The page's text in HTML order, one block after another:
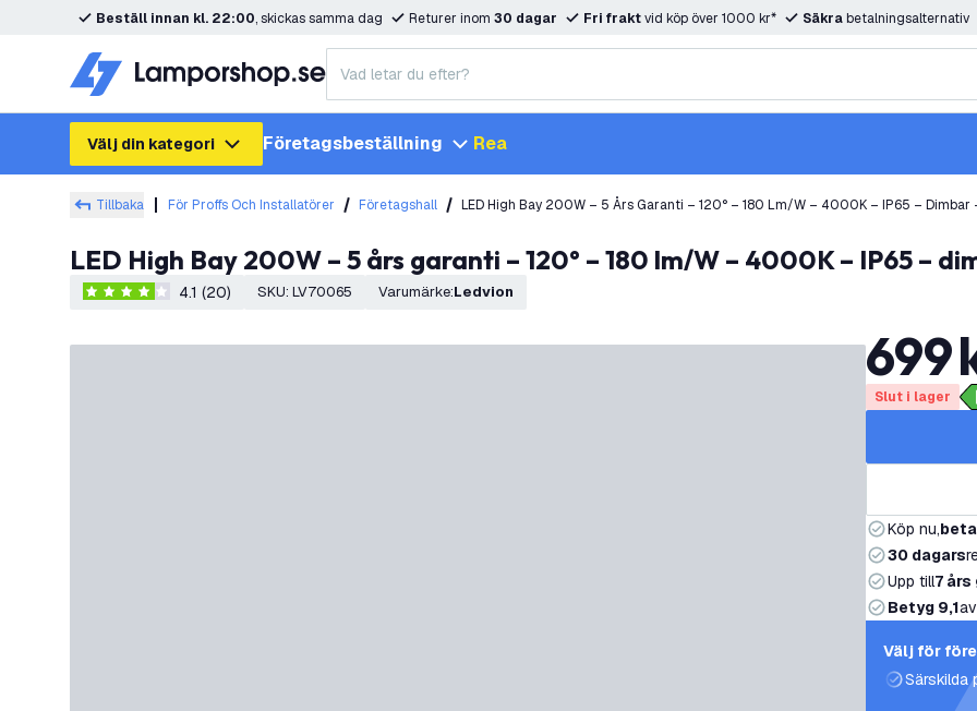
Beställ innan kl. 22:00, skickas samma dag Returer inom 30 dagar Fri fraktvid köp över 1000 kr* Säkrabetalningsalternativ
Välj din kategori Företagsbeställning Rea
Tillbaka För Proffs Och Installatörer Företagshall LED High Bay 200W – 5 Års Garanti – 120° – 180 Lm/W – 4000K – IP65 – Dimbar
LED High Bay 200W – 5 års garanti – 120° – 180 lm/W – 4000K – IP65 –
4.1 stjärnbetyg4.1 (20) SKU: LV70065 Varumärke: Ledvion
699
Slut i lager
Köp nu,
30 dagars
Upp till7
Betyg 9,1av
Välj för
Särskilda